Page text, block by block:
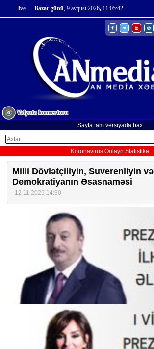
live Bazar günü, 9 avqust 2026, 11:05:43
Sayta tam versiyada bax
Koronavirus Onlayn Statistika
Milli Dövlətçiliyin, Suverenliyin və
Demokratiyanın Əsasnaməsi
12 11 2025 14:30